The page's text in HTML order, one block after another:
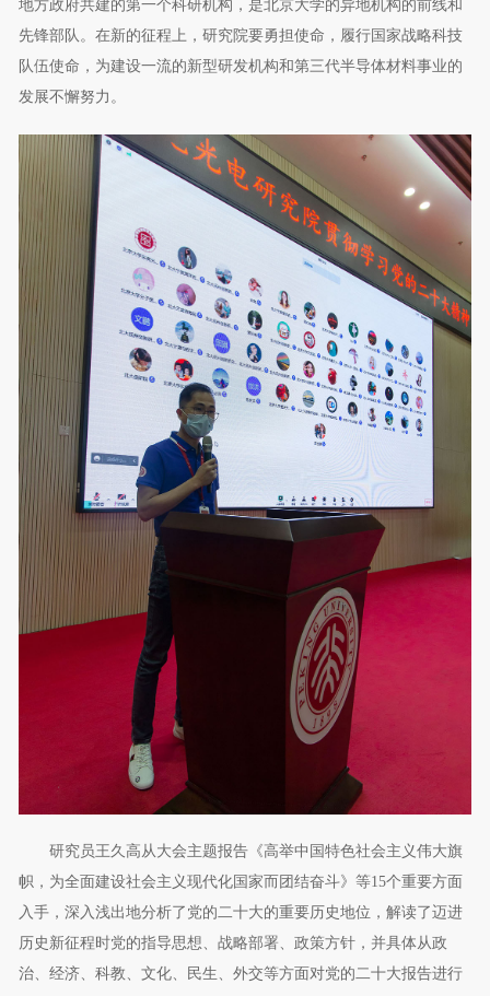
地方政府共建的第一个科研机构，是北京大学的异地机构的前线和
先锋部队。在新的征程上，研究院要勇担使命，履行国家战略科技
队伍使命，为建设一流的新型研发机构和第三代半导体材料事业的
发展不懈努力。
研究员王久高从大会主题报告《高举中国特色社会主义伟大旗
帜，为全面建设社会主义现代化国家而团结奋斗》等15个重要方面
入手，深入浅出地分析了党的二十大的重要历史地位，解读了迈进
历史新征程时党的指导思想、战略部署、政策方针，并具体从政
治、经济、科教、文化、民生、外交等方面对党的二十大报告进行